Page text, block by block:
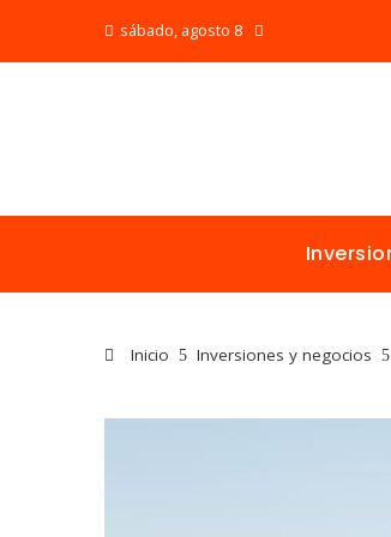
sábado, agosto 8
Inicio Inversiones y negocios